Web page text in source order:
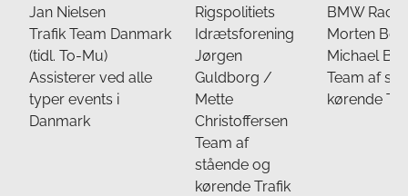
Jan Nielsen
Trafik Team Danmark
(tidl. To-Mu)
Assisterer ved alle
typer events i
Danmark
Rigspolitiets
Idrætsforening
Jørgen
Guldborg /
Mette
Christoffersen
Team af
stående og
kørende Trafik
BMW Race
Morten Bo
Michael
Team af
kørende